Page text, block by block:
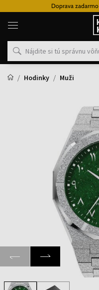
Doprava
na
Hodinky
Muži